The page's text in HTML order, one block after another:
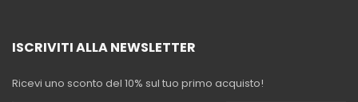
ISCRIVITI ALLA NEWSLETTER
Ricevi uno sconto del 10% sul tuo primo acquisto!